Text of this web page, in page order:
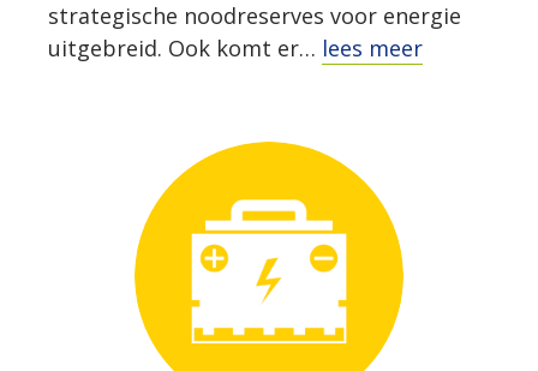
strategische noodreserves voor energie
uitgebreid. Ook komt er… lees meer